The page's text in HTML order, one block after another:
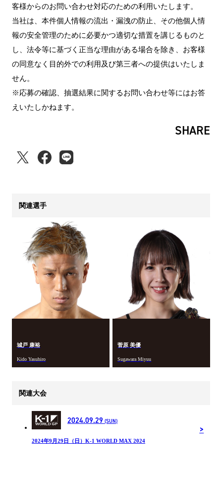
客様からのお問い合わせ対応のための利用いたします。
当社は、本件個人情報の流出・漏洩の防止、その他個人情
報の安全管理のために必要かつ適切な措置を講じるものと
し、法令等に基づく正当な理由がある場合を除き、お客様
の同意なく目的外での利用及び第三者への提供はいたしま
せん。
※応募の確認、抽選結果に関するお問い合わせ等にはお答
えいたしかねます。
SHARE
関連選手
城戸 康裕
Kido Yasuhiro
菅原 美優
Sugawara Miyuu
関連大会
2024.09.29 (SUN)
2024年9月29日（日）K-1 WORLD MAX 2024